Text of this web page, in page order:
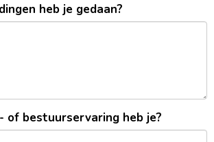
heb je gedaan?
of bestuurservaring heb je?